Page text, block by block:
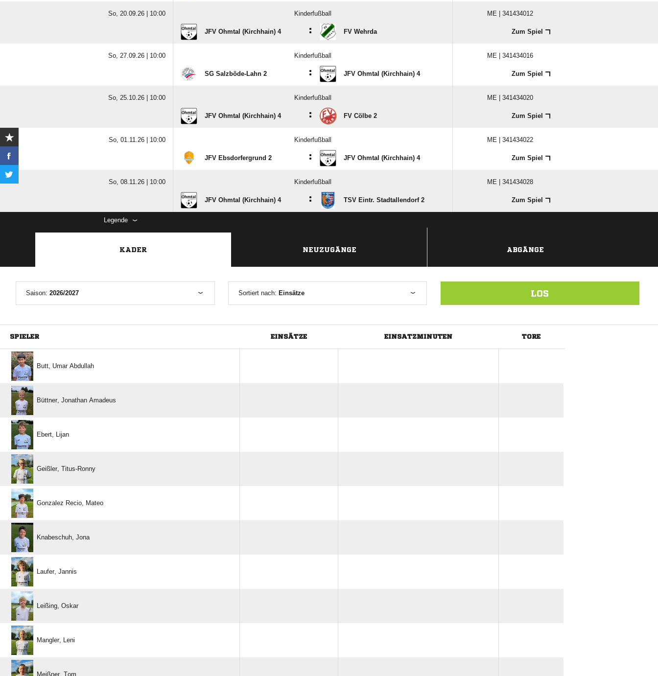
So, 20.09.26 | 10:00 Kinderfußball ME | 341434012
JFV Ohmtal (Kirchhain) 4 : FV Wehrda Zum Spiel
So, 27.09.26 | 10:00 Kinderfußball ME | 341434016
SG Salzböde-Lahn 2 : JFV Ohmtal (Kirchhain) 4 Zum Spiel
So, 25.10.26 | 10:00 Kinderfußball ME | 341434020
JFV Ohmtal (Kirchhain) 4 : FV Cölbe 2 Zum Spiel
So, 01.11.26 | 10:00 Kinderfußball ME | 341434022
JFV Ebsdorfergrund 2 : JFV Ohmtal (Kirchhain) 4 Zum Spiel
So, 08.11.26 | 10:00 Kinderfußball ME | 341434028
JFV Ohmtal (Kirchhain) 4 : TSV Eintr. Stadtallendorf 2 Zum Spiel
Legende
KADER NEUZUGÄNGE ABGÄNGE
Saison: 2026/2027 Sortiert nach: Einsätze LOS
SPIELER EINSÄTZE EINSATZMINUTEN TORE
  
  
 
 
  
 
 
 
 
 